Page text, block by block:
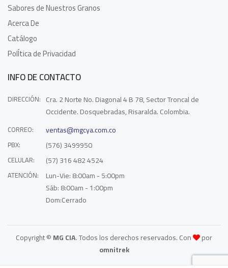
Sabores de Nuestros Granos
Acerca De
Catálogo
PolÍtica de Privacidad
INFO DE CONTACTO
DIRECCIÓN: Cra. 2 Norte No. Diagonal 4 B 78, Sector Troncal de
Occidente. Dosquebradas, Risaralda. Colombia.
CORREO: ventas@mgcya.com.co
PBX: (576) 3499950
CELULAR: (57) 316 482 4524
ATENCIÓN:
Lun-Vie: 8:00am - 5:00pm
Sáb: 8:00am - 1:00pm
Dom:Cerrado
Copyright ©MG CIA. Todos los derechos reservados. Con
por
omnitrek